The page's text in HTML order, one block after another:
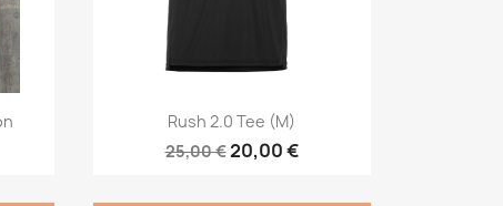
Vista rápida
Rush 2.0 Tee (M)
25,00 €20,00 €